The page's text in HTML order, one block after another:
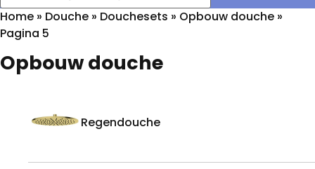
Home » Douche » Douchesets » Opbouw douche »
Pagina 5
Opbouw douche
Regendouche